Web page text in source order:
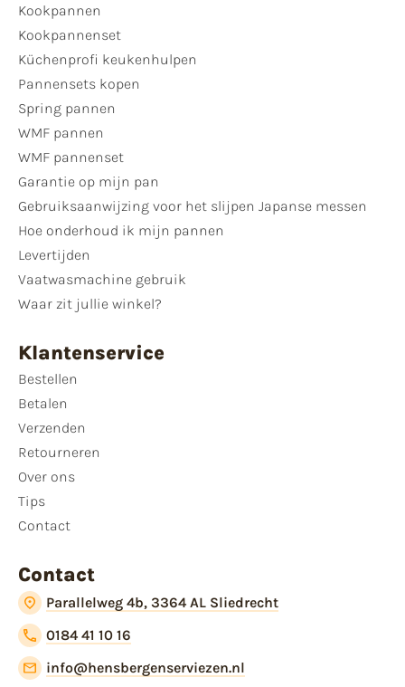
Kookpannen
Kookpannenset
Küchenprofi keukenhulpen
Pannensets kopen
Spring pannen
WMF pannen
WMF pannenset
Garantie op mijn pan
Gebruiksaanwijzing voor het slijpen Japanse messen
Hoe onderhoud ik mijn pannen
Levertijden
Vaatwasmachine gebruik
Waar zit jullie winkel?
Klantenservice
Bestellen
Betalen
Verzenden
Retourneren
Over ons
Tips
Contact
Contact
Parallelweg 4b, 3364 AL Sliedrecht
0184 41 10 16
info@hensbergenserviezen.nl